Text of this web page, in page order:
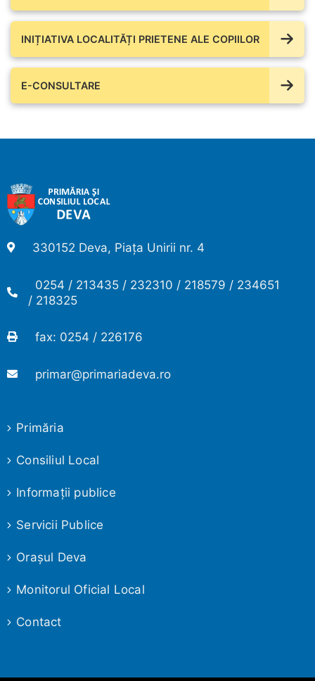
INIȚIATIVA LOCALITĂȚI PRIETENE ALE COPIILOR
E-CONSULTARE
330152 Deva, Piața Unirii nr. 4
0254 / 213435 / 232310 / 218579 / 234651
/ 218325
fax: 0254 / 226176
primar@primariadeva.ro
Primăria
Consiliul Local
Informaţii publice
Servicii Publice
Oraşul Deva
Monitorul Oficial Local
Contact